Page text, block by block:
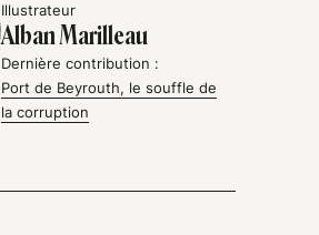
Illustrateur
Alban Marilleau
Dernière contribution :
Port de Beyrouth, le souffle de
la corruption